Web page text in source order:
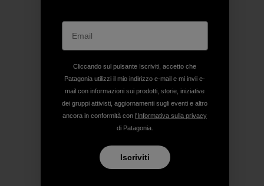
Cliccando sul pulsante Iscriviti, accetto che
Patagonia utilizzi il mio indirizzo e-mail e mi invii e-
mail con informazioni sui prodotti, storie, iniziative
dei gruppi attivisti, aggiornamenti sugli eventi e altro
ancora in conformità con l'Informativa sulla privacy
di Patagonia.
Iscriviti